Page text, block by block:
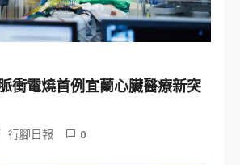
衝電燒首例宜蘭心臟醫療新突
行腳日報 0